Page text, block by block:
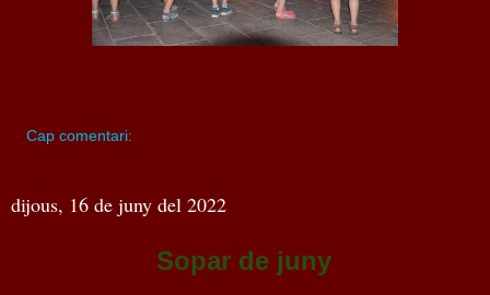
Cap comentari:
dijous, 16 de juny del 2022
Sopar de juny